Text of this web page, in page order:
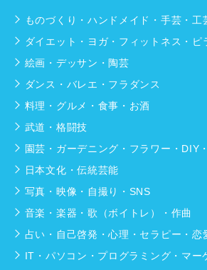
ものづくり・ハンドメイド・手芸・工
ダイエット・ヨガ・フィットネス・ピ
絵画・デッサン・陶芸
ダンス・バレエ・フラダンス
料理・グルメ・食事・お酒
武道・格闘技
園芸・ガーデニング・フラワー・DIY
日本文化・伝統芸能
写真・映像・自撮り・SNS
音楽・楽器・歌（ボイトレ）・作曲
占い・自己啓発・心理・セラピー・恋
IT・パソコン・プログラミング・マー